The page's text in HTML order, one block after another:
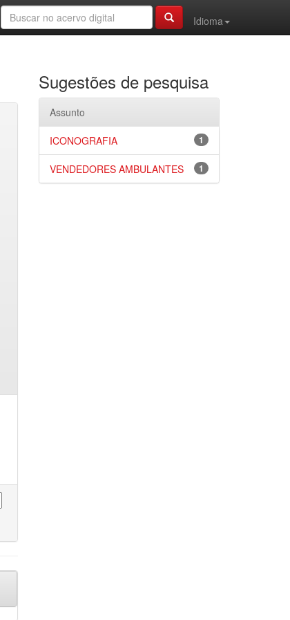
Idioma
Sugestões de pesquisa
Assunto
1
ICONOGRAFIA
1
VENDEDORES AMBULANTES